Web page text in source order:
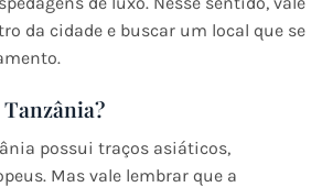
da cidade e buscar um local que se
possui traços asiáticos,
Mas vale lembrar que a